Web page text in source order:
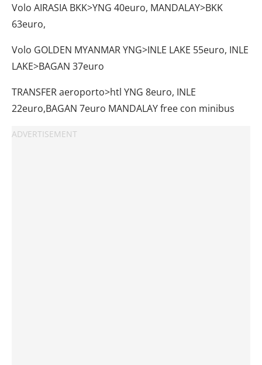
Volo AIRASIA BKK>YNG 40euro, MANDALAY>BKK
63euro,
Volo GOLDEN MYANMAR YNG>INLE LAKE 55euro, INLE
LAKE>BAGAN 37euro
TRANSFER aeroporto>htl YNG 8euro, INLE
22euro,BAGAN 7euro MANDALAY free con minibus